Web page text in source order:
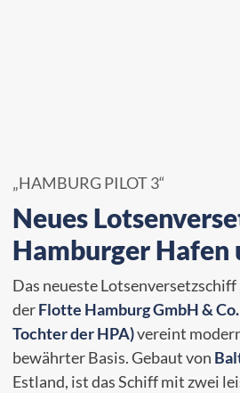
„HAMBURG PILOT 3“
Neues
Hamburger Hafen
Das neueste
derFlotte Hamburg GmbH &
Tochter der HPA)vereint
bewährter Basis. Gebaut von
Estland, ist das Schiff mit zwei